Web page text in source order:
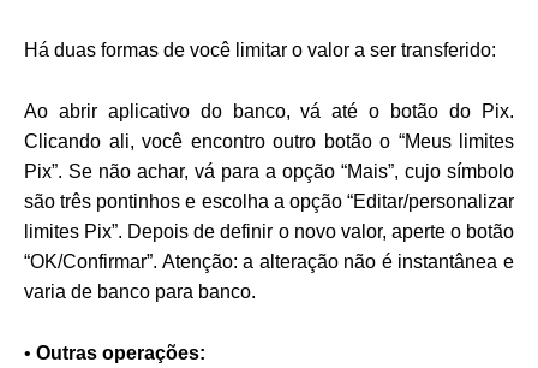
Há duas formas de você limitar o valor a ser transferido:
Ao abrir aplicativo do banco, vá até o botão do Pix.
Clicando ali, você encontro outro botão o “Meus limites
Pix”. Se não achar, vá para a opção “Mais”, cujo símbolo
são três pontinhos e escolha a opção “Editar/personalizar
limites Pix”. Depois de definir o novo valor, aperte o botão
“OK/Confirmar”. Atenção: a alteração não é instantânea e
varia de banco para banco.
• Outras operações: